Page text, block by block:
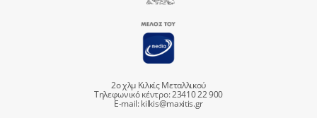
2ο χλμ Κιλκίς Μεταλλικού
Τηλεφωνικό κέντρο: 23410 22 900
E-mail:kilkis@maxitis.gr